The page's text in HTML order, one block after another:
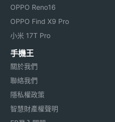
OPPO Reno16
OPPO Find X9 Pro
小米 17T Pro
手機王
關於我們
聯絡我們
隱私權政策
智慧財產權聲明